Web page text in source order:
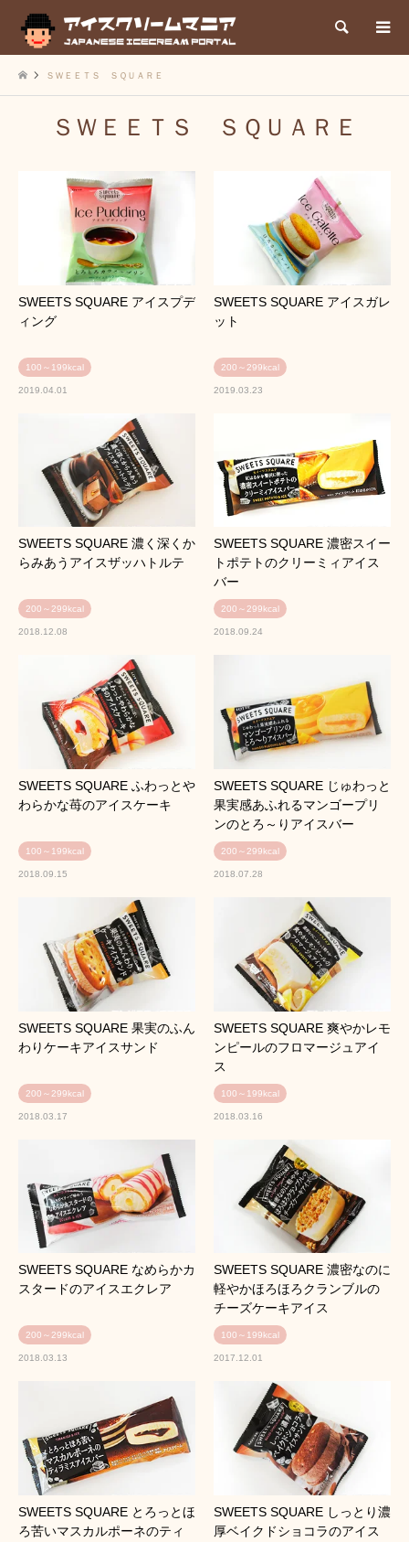
検索
ＳＷＥＥＴＳ ＳＱＵＡＲＥ
ＳＷＥＥＴＳ ＳＱＵＡＲＥ
SWEETS SQUARE アイスプデ
ィング
100～199kcal
2019.04.01
SWEETS SQUARE アイスガレ
ット
200～299kcal
2019.03.23
SWEETS SQUARE 濃く深くか
らみあうアイスザッハトルテ
200～299kcal
2018.12.08
SWEETS SQUARE 濃密スイー
トポテトのクリーミィアイス
バー
200～299kcal
2018.09.24
SWEETS SQUARE ふわっとや
わらかな苺のアイスケーキ
100～199kcal
2018.09.15
SWEETS SQUARE じゅわっと
果実感あふれるマンゴープリ
ンのとろ～りアイスバー
200～299kcal
2018.07.28
SWEETS SQUARE 果実のふん
わりケーキアイスサンド
200～299kcal
2018.03.17
SWEETS SQUARE 爽やかレモ
ンピールのフロマージュアイ
ス
100～199kcal
2018.03.16
SWEETS SQUARE なめらかカ
スタードのアイスエクレア
200～299kcal
2018.03.13
SWEETS SQUARE 濃密なのに
軽やかほろほろクランブルの
チーズケーキアイス
100～199kcal
2017.12.01
SWEETS SQUARE とろっとほ
ろ苦いマスカルポーネのティ
SWEETS SQUARE しっとり濃
厚ベイクドショコラのアイス